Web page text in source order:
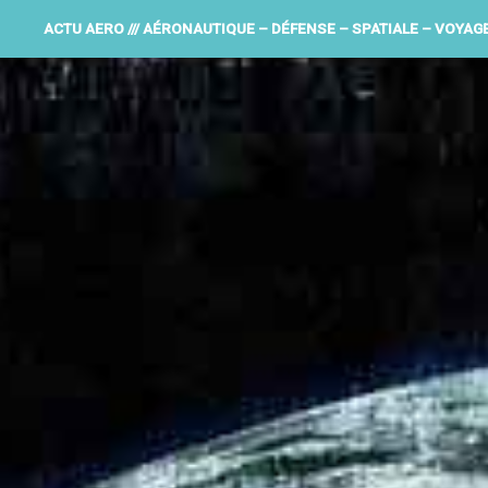
ACTU AERO /// AÉRONAUTIQUE – DÉFENSE – SPATIALE –